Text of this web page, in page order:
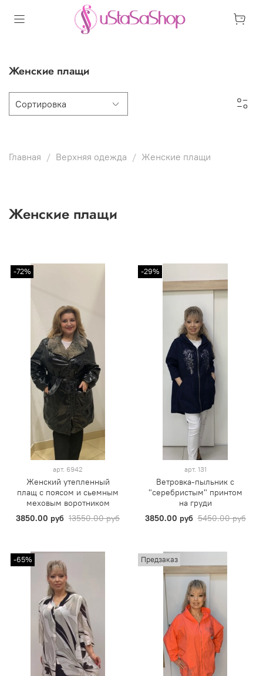
Женские плащи
Главная Верхняя одежда Женские плащи
Женские плащи
-72%
арт. 6942
Женский утепленный
плащ с поясом и сьемным
меховым воротником
3850.00 руб 13550.00 руб
-29%
арт. 131
Ветровка-пыльник с
"серебристым" принтом
на груди
3850.00 руб 5450.00 руб
-65% Предзаказ